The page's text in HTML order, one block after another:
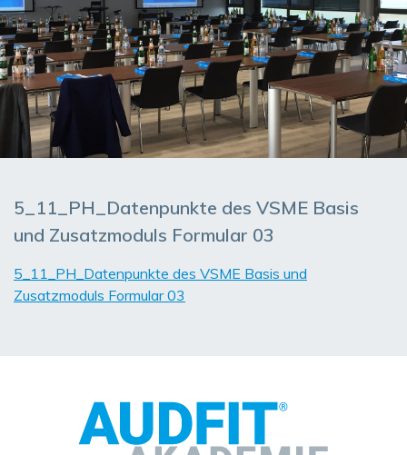
5_11_PH_Datenpunkte des VSME Basis
und Zusatzmoduls Formular 03
5_11_PH_Datenpunkte des VSME Basis und
Zusatzmoduls Formular 03